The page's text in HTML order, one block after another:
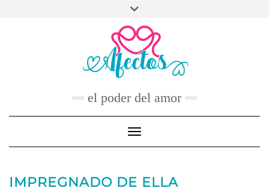
FACEBOOK
TWITTER
INSTAGRAM
PINTEREST
CONTACTO
el poder del amor
Toggle Navigation
IMPREGNADO DE ELLA